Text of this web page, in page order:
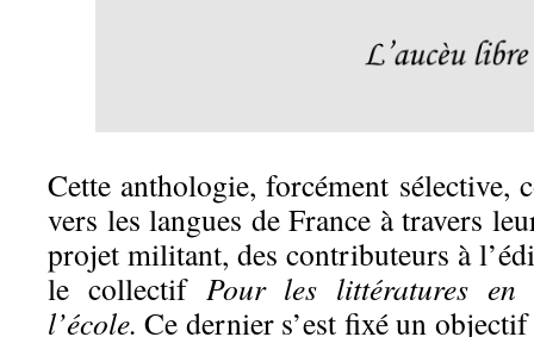
Cette anthologie, forcément sélective,
vers les langues de France à travers
projet militant, des contributeurs à
le collectif Pour les littératures en
l’école.Ce dernier s’est fixé un